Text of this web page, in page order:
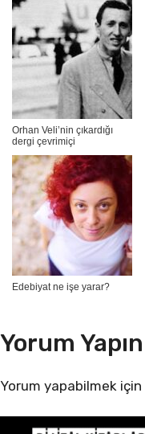
Orhan Veli’nin çıkardığı
dergi çevrimiçi
Edebiyat ne işe yarar?
Yorum Yapın
Yorum yapabilmek için